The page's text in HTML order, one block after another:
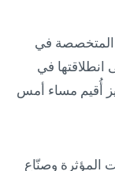
المتخصصة في
بمرور 15 عاماً على انطلاقتها في
أُقيم مساء أمس
وصنّاع